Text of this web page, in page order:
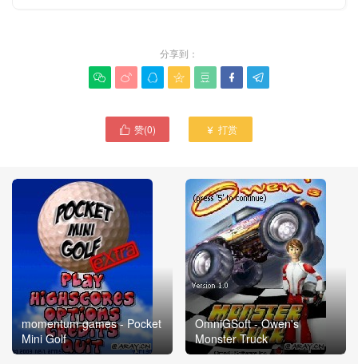
分享到：
      
 赞(0)  打赏
momentum games - Pocket
Mini Golf
OmniGSoft - Owen's
Monster Truck